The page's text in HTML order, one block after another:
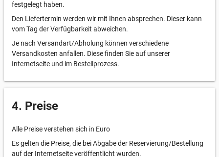
festgelegt haben.
Den Liefertermin werden wir mit Ihnen absprechen. Dieser kann
vom Tag der Verfügbarkeit abweichen.
Je nach Versandart/Abholung können verschiedene
Versandkosten anfallen. Diese finden Sie auf unserer
Internetseite und im Bestellprozess.
4. Preise
Alle Preise verstehen sich in Euro
Es gelten die Preise, die bei Abgabe der Reservierung/Bestellung
auf der Internetseite veröffentlicht wurden.